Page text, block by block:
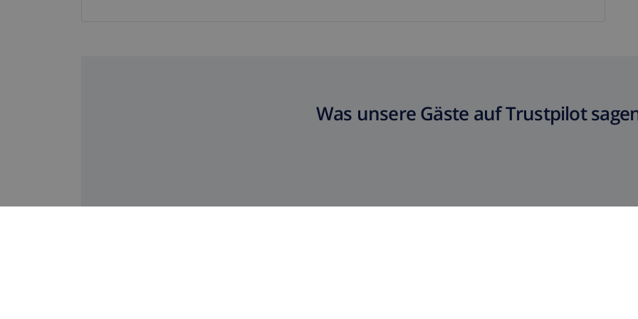
Was unsere Gäste auf Trustpilot